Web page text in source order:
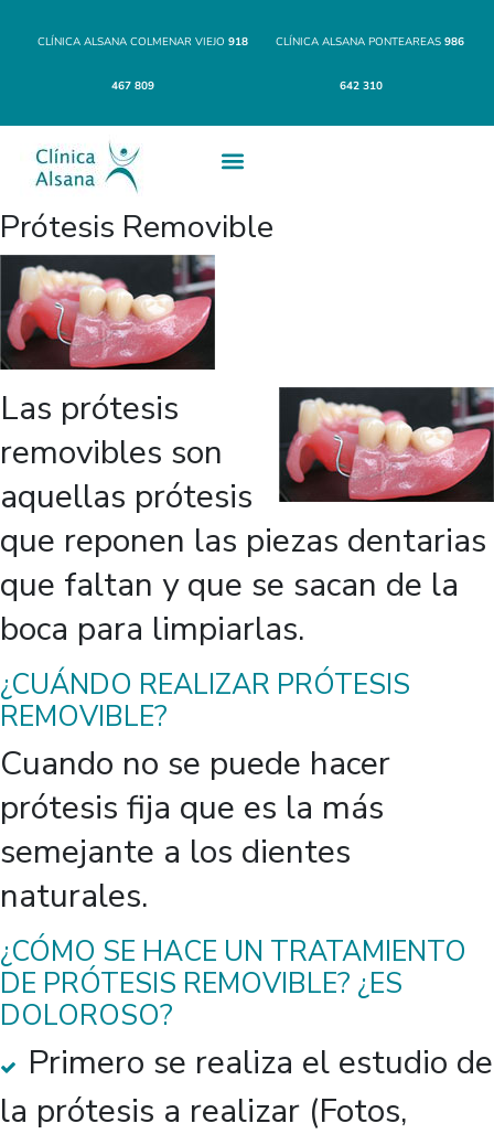
CLÍNICA ALSANA COLMENAR VIEJO918
467 809
CLÍNICA ALSANA PONTEAREAS 986
642 310
Prótesis Removible
Las prótesis
removibles son
aquellas prótesis
que reponen las piezas dentarias
que faltan y que se sacan de la
boca para limpiarlas.
¿CUÁNDO REALIZAR PRÓTESIS
REMOVIBLE?
Cuando no se puede hacer
prótesis fija que es la más
semejante a los dientes
naturales.
¿CÓMO SE HACE UN TRATAMIENTO
DE PRÓTESIS REMOVIBLE? ¿ES
DOLOROSO?
Primero se realiza el estudio de
la prótesis a realizar (Fotos,